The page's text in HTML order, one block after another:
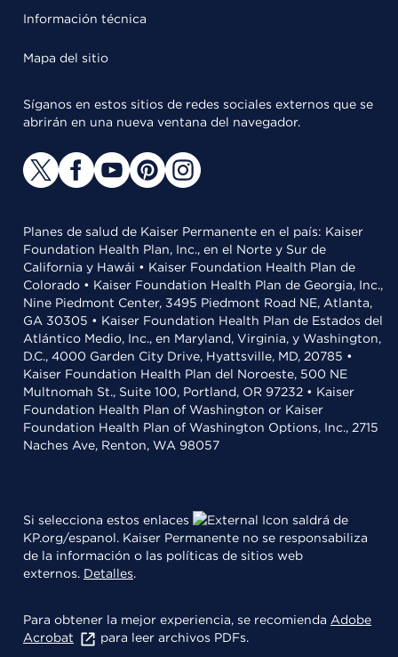
Información técnica
Mapa del sitio
Síganos en estos sitios de redes sociales externos que se
abrirán en una nueva ventana del navegador.
Planes de salud de Kaiser Permanente en el país: Kaiser
Foundation Health Plan, Inc., en el Norte y Sur de
California y Hawái • Kaiser Foundation Health Plan de
Colorado • Kaiser Foundation Health Plan de Georgia, Inc.,
Nine Piedmont Center, 3495 Piedmont Road NE, Atlanta,
GA 30305 • Kaiser Foundation Health Plan de Estados del
Atlántico Medio, Inc., en Maryland, Virginia, y Washington,
D.C., 4000 Garden City Drive, Hyattsville, MD, 20785 •
Kaiser Foundation Health Plan del Noroeste, 500 NE
Multnomah St., Suite 100, Portland, OR 97232 • Kaiser
Foundation Health Plan of Washington or Kaiser
Foundation Health Plan of Washington Options, Inc., 2715
Naches Ave, Renton, WA 98057
Si selecciona estos enlaces
saldrá de
KP.org/espanol. Kaiser Permanente no se responsabiliza
de la información o las políticas de sitios web
externos. Detalles.
Para obtener la mejor experiencia, se recomienda Adobe
Acrobat
para leer archivos PDFs.